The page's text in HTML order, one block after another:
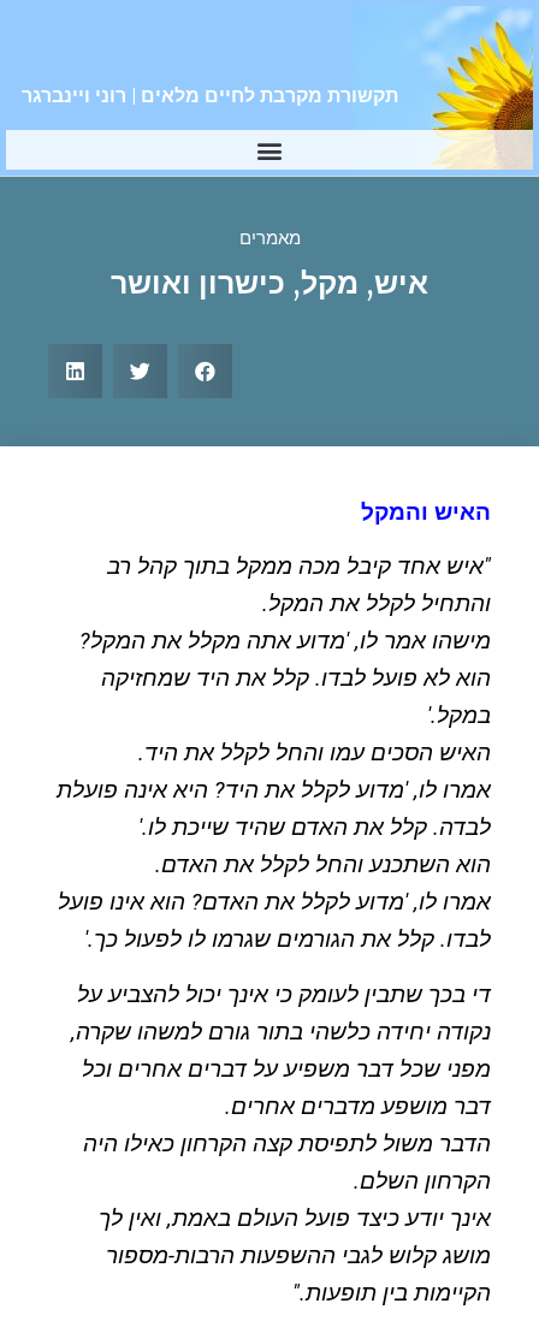
תקשורת מקרבת לחיים מלאים | רוני ויינברגר
מאמרים
איש, מקל, כישרון ואושר
האיש והמקל
"איש אחד קיבל מכה ממקל בתוך קהל רב
והתחיל לקלל את המקל.
מישהו אמר לו, 'מדוע אתה מקלל את המקל?
הוא לא פועל לבדו. קלל את היד שמחזיקה
במקל.'
האיש הסכים עמו והחל לקלל את היד.
אמרו לו, 'מדוע לקלל את היד? היא אינה פועלת
לבדה. קלל את האדם שהיד שייכת לו.'
הוא השתכנע והחל לקלל את האדם.
אמרו לו, 'מדוע לקלל את האדם? הוא אינו פועל
לבדו. קלל את הגורמים שגרמו לו לפעול כך.'
די בכך שתבין לעומק כי אינך יכול להצביע על
נקודה יחידה כלשהי בתור גורם למשהו שקרה,
מפני שכל דבר משפיע על דברים אחרים וכל
דבר מושפע מדברים אחרים.
הדבר משול לתפיסת קצה הקרחון כאילו היה
הקרחון השלם.
אינך יודע כיצד פועל העולם באמת, ואין לך
מושג קלוש לגבי ההשפעות הרבות-מספור
הקיימות בין תופעות."